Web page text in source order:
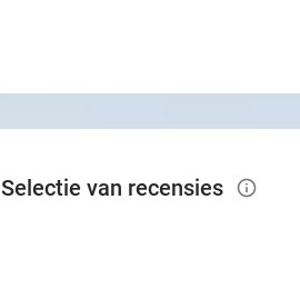
Selectie van recensies info_outlined